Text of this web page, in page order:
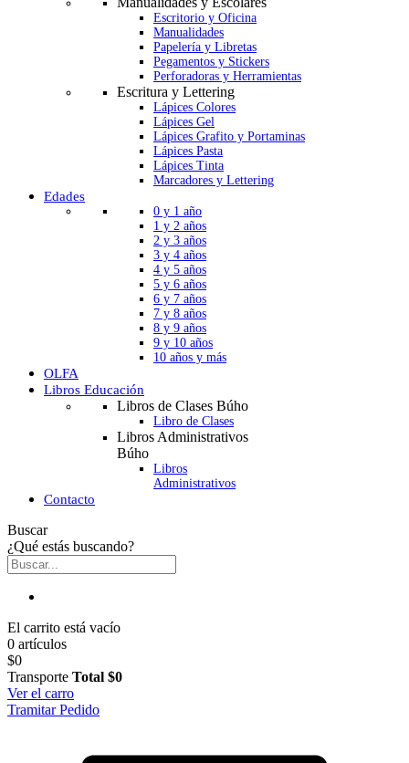
Escritorio y Oficina
Manualidades
Papelería y Libretas
Pegamentos y Stickers
Perforadoras y Herramientas
Escritura y Lettering
Lápices Colores
Lápices Gel
Lápices Grafito y Portaminas
Lápices Pasta
Lápices Tinta
Marcadores y Lettering
Edades
0 y 1 año
1 y 2 años
2 y 3 años
3 y 4 años
4 y 5 años
5 y 6 años
6 y 7 años
7 y 8 años
8 y 9 años
9 y 10 años
10 años y más
OLFA
Libros Educación
Libros de Clases Búho
Libro de Clases
Libros Administrativos
Búho
Libros
Administrativos
Contacto
Buscar
¿Qué estás buscando?
El carrito está vacío
0 artículos
$0
Transporte Total $0
Ver el carro
Tramitar Pedido